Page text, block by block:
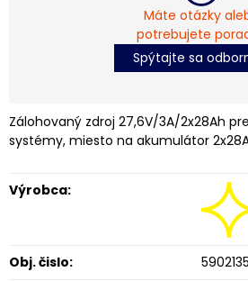
Máte otázky
potrebujete
Spýtajte sa
Zálohovaný zdroj 27,6V/3A/2x28Ah
systémy, miesto na akumulátor
Výrobca:
Obj. čislo: